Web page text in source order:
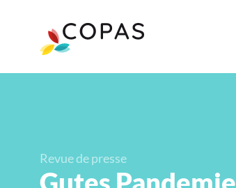
Revue de presse
Gutes